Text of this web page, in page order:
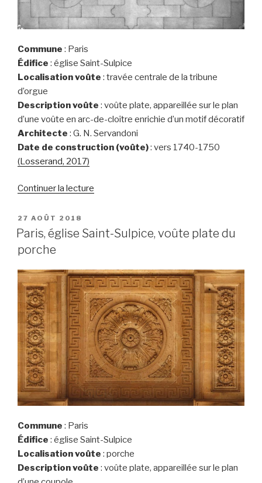
Commune : Paris
Édifice : église Saint-Sulpice
Localisation voûte : travée centrale de la tribune
d’orgue
Description voûte : voûte plate, appareillée sur le plan
d’une voûte en arc-de-cloître enrichie d’un motif décoratif
Architecte : G. N. Servandoni
Date de construction (voûte): vers 1740-1750
(Losserand, 2017)
Continuer la lecture
Saint-
centrale
de
la
tribune
d’orgue »
PUBLIÉ
LE
27 AOÛT 2018
Paris, église Saint-Sulpice, voûte plate du
porche
Commune : Paris
Édifice : église Saint-Sulpice
Localisation voûte : porche
Description voûte : voûte plate, appareillée sur le plan